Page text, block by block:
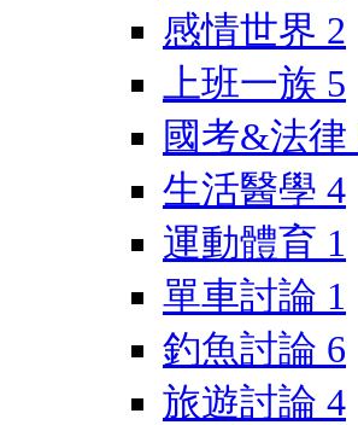
感情世界 2
上班一族 5
國考&法律
生活醫學 4
運動體育 1
單車討論 1
釣魚討論 6
旅遊討論 4